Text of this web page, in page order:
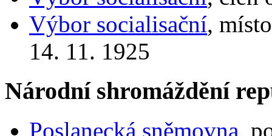
Výbor socialisační,
14. 11. 1925
Národní shromáždění
Poslanecká sněmovna,